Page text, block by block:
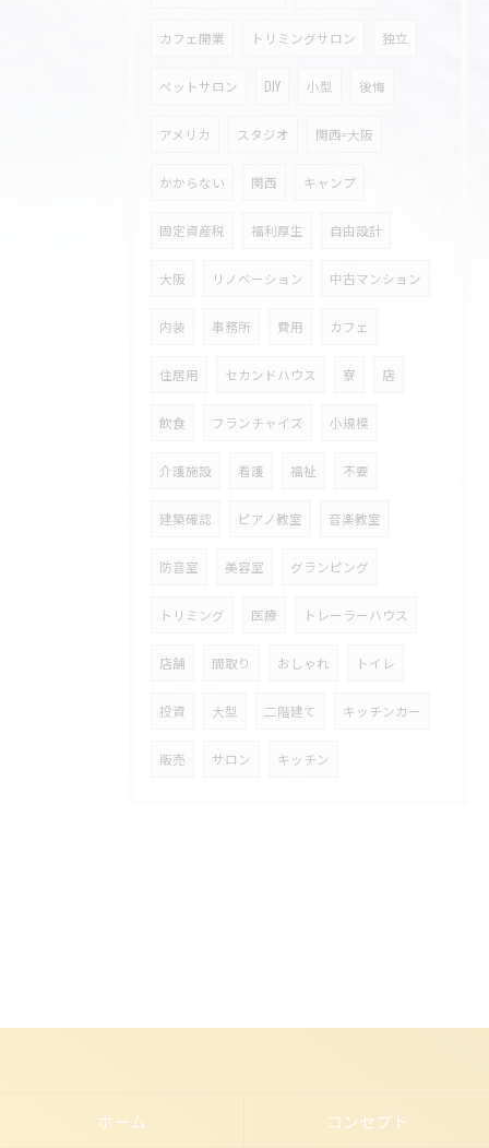
カフェ開業 トリミングサロン 独立
ペットサロン DIY 小型 後悔
アメリカ スタジオ 関西=大阪
かからない 関西 キャンプ
固定資産税 福利厚生 自由設計
大阪 リノベーション 中古マンション
内装 事務所 費用 カフェ
住居用 セカンドハウス 寮 店
飲食 フランチャイズ 小規模
介護施設 看護 福祉 不要
建築確認 ピアノ教室 音楽教室
防音室 美容室 グランピング
トリミング 医療 トレーラーハウス
店舗 間取り おしゃれ トイレ
投資 大型 二階建て キッチンカー
販売 サロン キッチン
ホーム コンセプト